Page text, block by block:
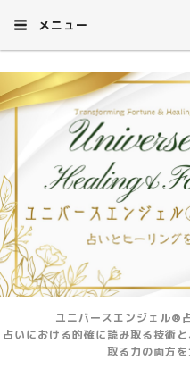
メニュー
ユニバースエンジェル®
占いにおける的確に読み取る技術
取る力の両方を